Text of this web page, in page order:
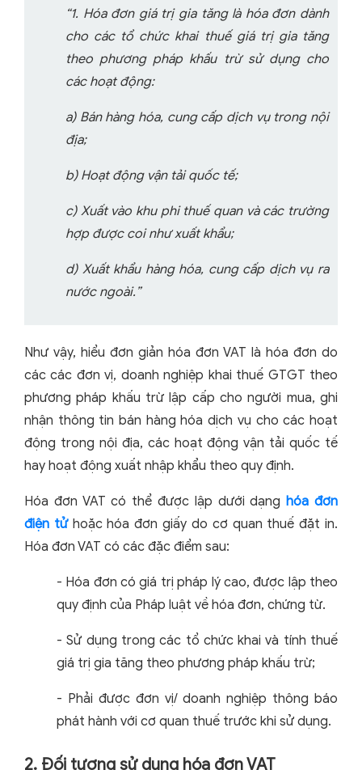
“1. Hóa đơn giá trị gia tăng là hóa đơn dành
cho các tổ chức khai thuế giá trị gia tăng
theo phương pháp khấu trừ sử dụng cho
các hoạt động:
a) Bán hàng hóa, cung cấp dịch vụ trong nội
địa;
b) Hoạt động vận tải quốc tế;
c) Xuất vào khu phi thuế quan và các trường
hợp được coi như xuất khẩu;
d) Xuất khẩu hàng hóa, cung cấp dịch vụ ra
nước ngoài.”
Như vậy, hiểu đơn giản hóa đơn VAT là hóa đơn do
các các đơn vị, doanh nghiệp khai thuế GTGT theo
phương pháp khấu trừ lập cấp cho người mua, ghi
nhận thông tin bán hàng hóa dịch vụ cho các hoạt
động trong nội địa, các hoạt động vận tải quốc tế
hay hoạt động xuất nhập khẩu theo quy định.
Hóa đơn VAT có thể được lập dưới dạnghóa đơn
điện tửhoặc hóa đơn giấy do cơ quan thuế đặt in.
Hóa đơn VAT có các đặc điểm sau:
- Hóa đơn có giá trị pháp lý cao, được lập theo
quy định của Pháp luật về hóa đơn, chứng từ.
- Sử dụng trong các tổ chức khai và tính thuế
giá trị gia tăng theo phương pháp khấu trừ;
- Phải được đơn vị/ doanh nghiệp thông báo
phát hành với cơ quan thuế trước khi sử dụng.
2. Đối tượng sử dụng hóa đơn VAT